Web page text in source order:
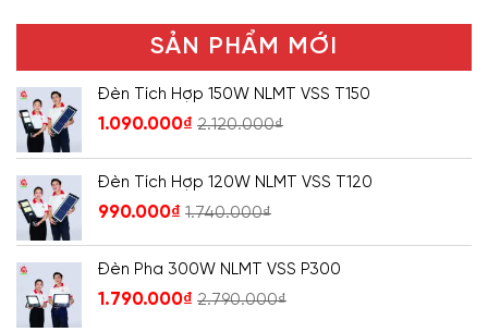
SẢN PHẨM MỚI
Đèn Tích Hợp 150W NLMT VSS T150
1.090.000₫ 2.120.000₫
Đèn Tích Hợp 120W NLMT VSS T120
990.000₫ 1.740.000₫
Đèn Pha 300W NLMT VSS P300
1.790.000₫ 2.790.000₫